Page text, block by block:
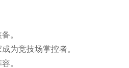
。
为竞技场掌控者。
。